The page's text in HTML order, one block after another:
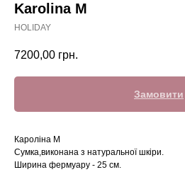
Karolina М
HOLIDAY
7200,00 грн.
Замовити
Кароліна М
Сумка,виконана з натуральної шкіри.
Ширина фермуару - 25 см.